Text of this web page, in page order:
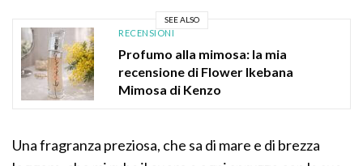
SEE ALSO
RECENSIONI
Profumo alla mimosa: la mia
recensione di Flower Ikebana
Mimosa di Kenzo
Una fragranza preziosa, che sa di mare e di brezza